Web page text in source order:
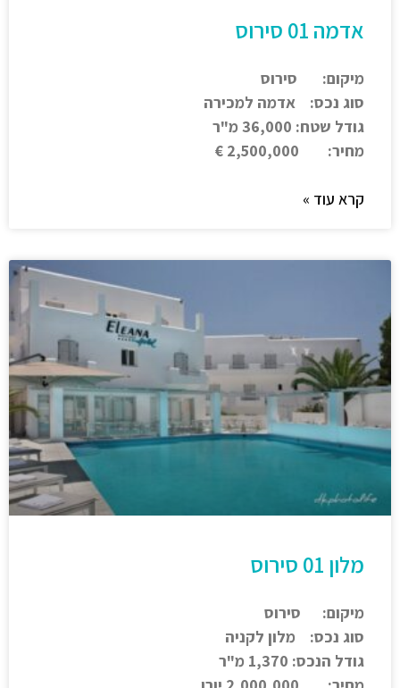
אדמה 01 סירוס
מיקום: סירוס
סוג נכס: אדמה למכירה
גודל שטח: 36,000 מ"ר
מחיר: 2,500,000 €
קרא עוד »
מלון 01 סירוס
מיקום: סירוס
סוג נכס: מלון לקניה
גודל הנכס: 1,370 מ"ר